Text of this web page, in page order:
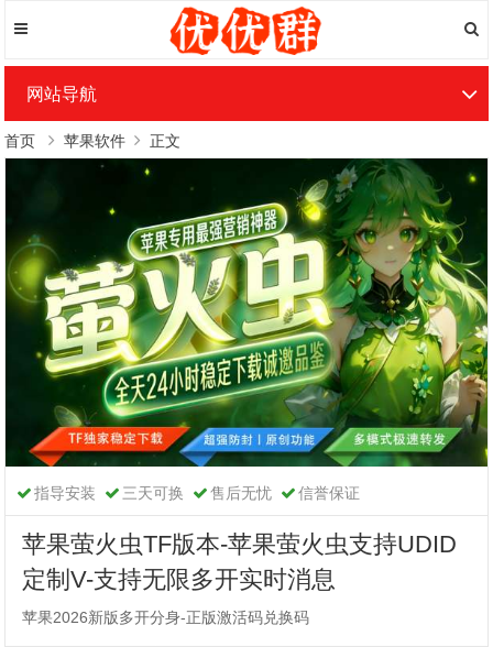
网站导航
首页 苹果软件 正文
指导安装 三天可换 售后无忧 信誉保证
苹果萤火虫TF版本-苹果萤火虫支持UDID
定制V-支持无限多开实时消息
苹果2026新版多开分身-正版激活码兑换码